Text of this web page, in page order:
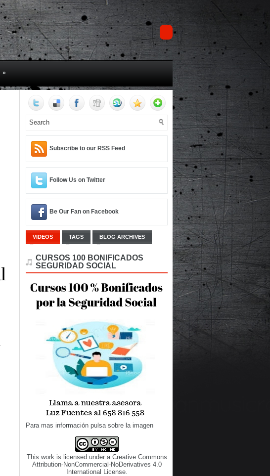
»
Subscribe to our RSS Feed
Follow Us on Twitter
Be Our Fan on Facebook
VIDEOS TAGS BLOG ARCHIVES
CURSOS 100 BONIFICADOS
SEGURIDAD SOCIAL
Para mas información pulsa sobre la imagen
This work is licensed under a Creative Commons
Attribution-NonCommercial-NoDerivatives 4.0
International License.